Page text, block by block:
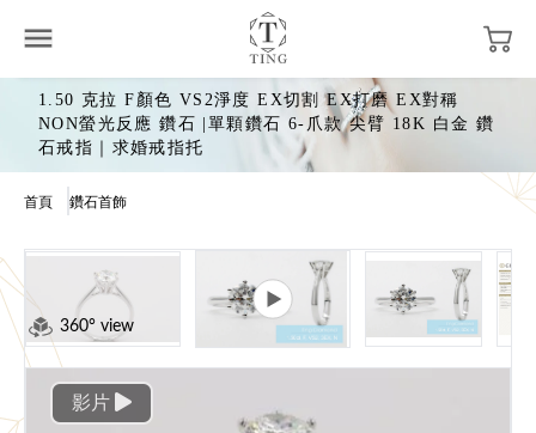
1.50 克拉 F顏色 VS2淨度 EX切割 EX打磨 EX對稱
NON螢光反應 鑽石 |單顆鑽石 6-爪款 尖臂 18K 白金 鑽
石戒指｜求婚戒指托
首頁 鑽石首飾
360° view
影片